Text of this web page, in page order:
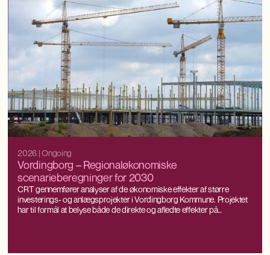
2026 | Ongoing
Vordingborg – Regionaløkonomiske
scenarieberegninger for 2030
CRT gennemfører analyser af de økonomiske effekter af større
investerings- og anlægsprojekter i Vordingborg Kommune. Projektet
har til formål at belyse både de direkte og afledte effekter på